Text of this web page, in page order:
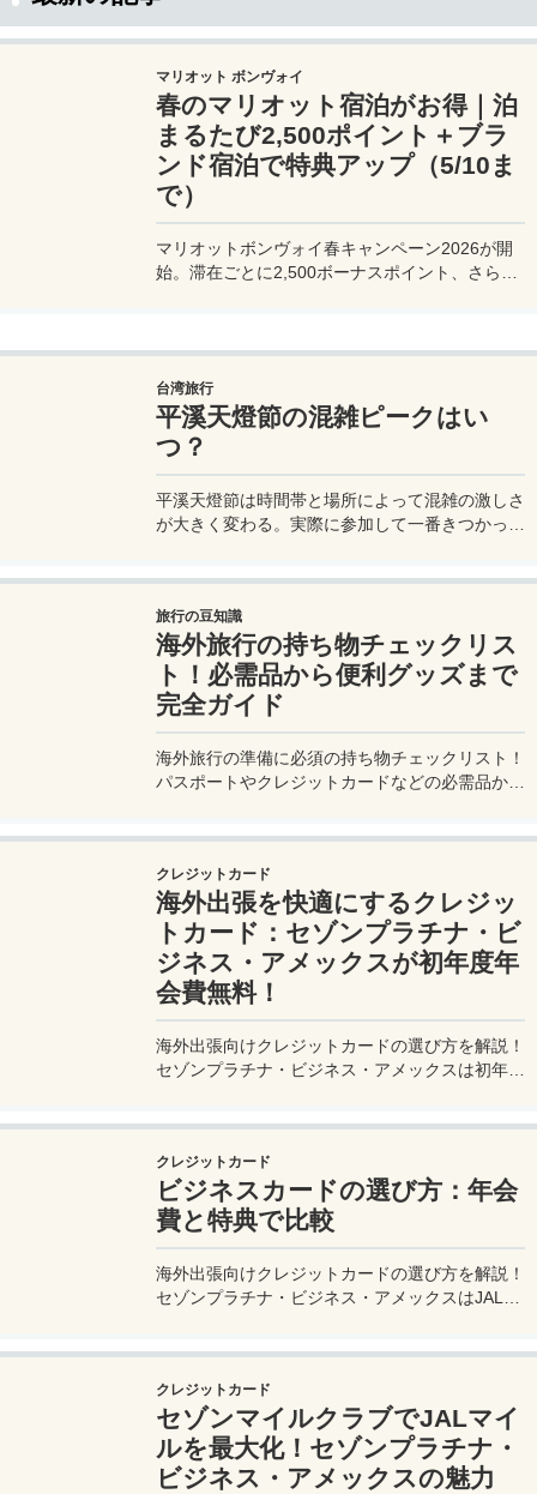
マリオット ボンヴォイ
春のマリオット宿泊がお得｜泊
まるたび2,500ポイント＋ブラ
ンド宿泊で特典アップ（5/10ま
で）
マリオットボンヴォイ春キャンペーン2026が開
始。滞在ごとに2,500ボーナスポイント、さらに
台湾旅行
平溪天燈節の混雑ピークはい
つ？
平溪天燈節は時間帯と場所によって混雑の激しさ
が大きく変わる。実際に参加して一番きつかった
旅行の豆知識
海外旅行の持ち物チェックリス
ト！必需品から便利グッズまで
完全ガイド
海外旅行の準備に必須の持ち物チェックリスト！
パスポートやクレジットカードなどの必需品か
ャートリップで今すぐチェック！
クレジットカード
海外出張を快適にするクレジッ
トカード：セゾンプラチナ・ビ
ジネス・アメックスが初年度年
会費無料！
海外出張向けクレジットカードの選び方を解説！
セゾンプラチナ・ビジネス・アメックスは初年度
クレジットカード
ビジネスカードの選び方：年会
費と特典で比較
海外出張向けクレジットカードの選び方を解説！
セゾンプラチナ・ビジネス・アメックスはJALマ
クレジットカード
セゾンマイルクラブでJALマイ
ルを最大化！セゾンプラチナ・
ビジネス・アメックスの魅力